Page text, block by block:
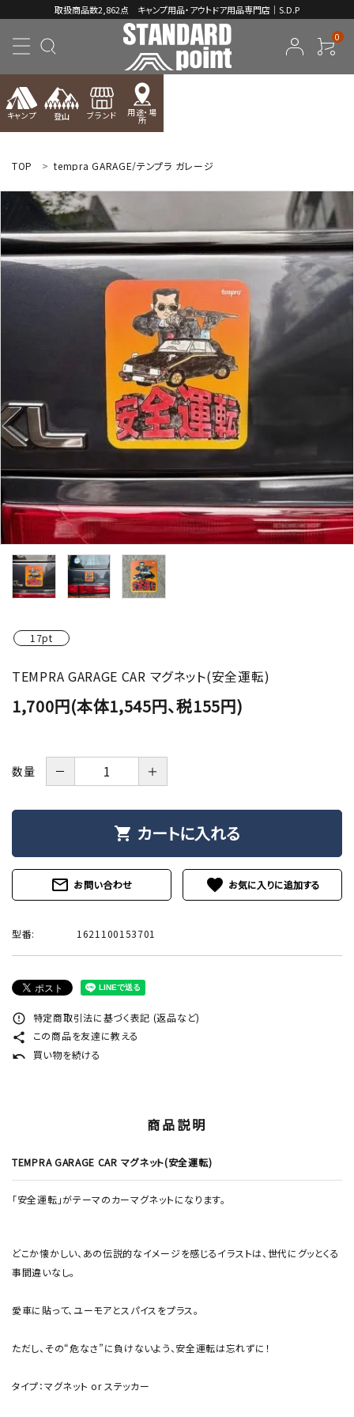
取扱商品数2,862点 キャンプ用品・アウトドア用品専門店｜S.D.P
0
キャンプ 登山 ブランド 用途・場
所
ようこそ ゲスト 様
ログイン
コンテンツ
INFORMATION
TOP tempra GARAGE/テンプラ ガレージ
17pt
TEMPRA GARAGE CAR マグネット(安全運転)
1,700円(本体1,545円、税155円)
数量 － ＋
shopping_cart カートに入れる
mail_outline お問い合わせ favorite
型番: 1621100153701
error_outline 特定商取引法に基づく表記 (返品など)
share この商品を友達に教える
undo 買い物を続ける
商品説明
TEMPRA GARAGE CAR マグネット(安全運転)
「安全運転」がテーマのカーマグネットになります。
どこか懐かしい、あの伝説的なイメージを感じるイラストは、世代にグッとくる
事間違いなし。
愛車に貼って、ユーモアとスパイスをプラス。
ただし、その“危なさ”に負けないよう、安全運転は忘れずに！
タイプ：マグネット or ステッカー